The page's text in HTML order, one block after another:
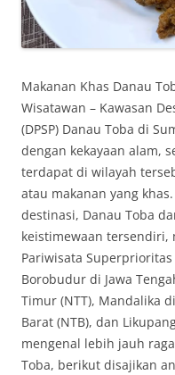
Makanan Khas Danau
Wisatawan – Kawasan
(DPSP) Danau Toba di
dengan kekayaan alam,
terdapat di wilayah
atau makanan yang
destinasi, Danau Toba
keistimewaan tersendiri,
Pariwisata Superprioritas
Borobudur di Jawa
Timur (NTT), Mandalika
Barat (NTB), dan
mengenal lebih jauh
Toba, berikut disajikan